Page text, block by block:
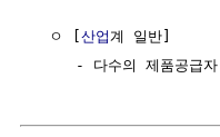
  ㅇ [
산업 계 일반]
- 다수의 제품공급